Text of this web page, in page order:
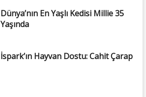
Dünya’nın En Yaşlı Kedisi Millie 35
Yaşında
İspark’ın Hayvan Dostu: Cahit Çarap